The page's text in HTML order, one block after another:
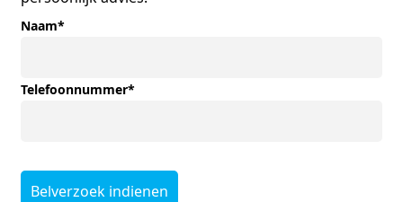
Naam*
Telefoonnummer*
Belverzoek indienen